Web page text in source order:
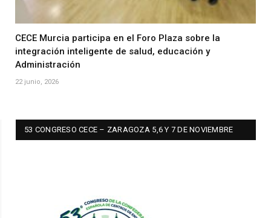
CECE Murcia participa en el Foro Plaza sobre la
integración inteligente de salud, educación y
Administración
22 junio, 2026
53 CONGRESO CECE – ZARAGOZA 5,6 Y 7 DE NOVIEMBRE